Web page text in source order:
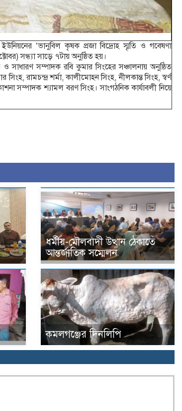
‘ভানুবিল কৃষক প্রজা বিদ্রোহ স্মৃতি ও গবেষণা
সন্ধ্যা সাড়ে ৭টায় অনুষ্ঠিত হয়।
ও সাধারণ সম্পাদক রবি কুমার সিংহের সঞ্চালনায় অনুষ্ঠিত
রামচন্দ্র শর্মা, কালীমোহন সিংহ, নীলকান্ত সিংহ, স্বর্ণ
সম্পাদক শ্যামল বরণ সিংহ। সাংগঠনিক কার্যাবলী নিয়ে
ধর্মীয়-মৌলবাদী উত্থান ঠেকাতে
আন্তর্জাতিক সম্মেলন
কমলগঞ্জের দিনলিপি